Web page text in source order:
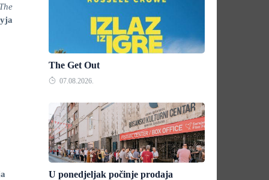
The
The Get Out
07.08.2026.
U ponedjeljak počinje prodaja